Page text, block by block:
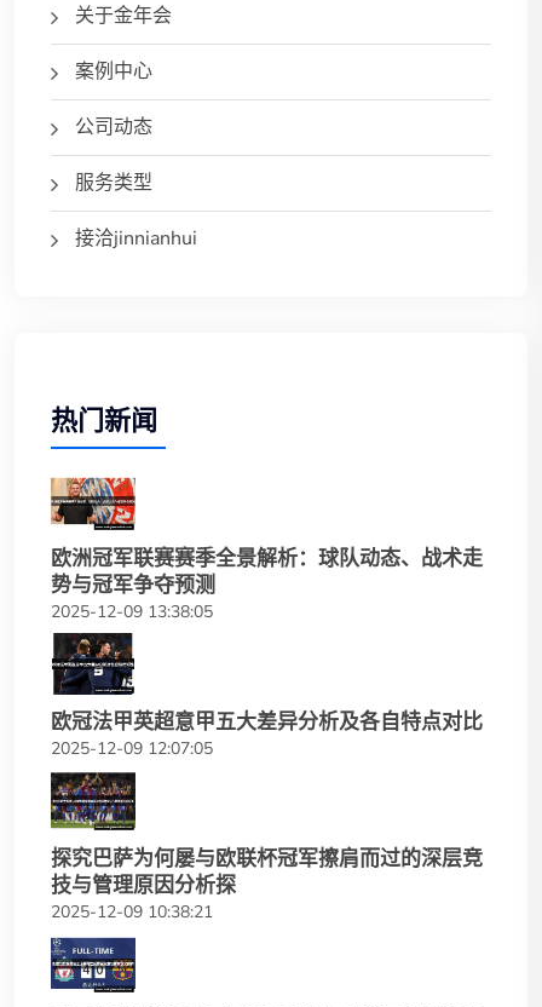
关于金年会
案例中心
公司动态
服务类型
接洽jinnianhui
热门新闻
欧洲冠军联赛赛季全景解析：球队动态、战术走
势与冠军争夺预测
2025-12-09 13:38:05
欧冠法甲英超意甲五大差异分析及各自特点对比
2025-12-09 12:07:05
探究巴萨为何屡与欧联杯冠军擦肩而过的深层竞
技与管理原因分析探
2025-12-09 10:38:21